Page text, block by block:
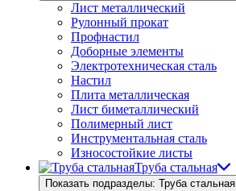
Лист металлический
Рулонный прокат
Профнастил
Доборные элементы
Электротехническая сталь
Настил
Плита металлическая
Лист биметаллический
Полимерный лист
Инструментальная сталь
Износостойкие листы
Труба стальная
Показать подразделы: Труба стальная